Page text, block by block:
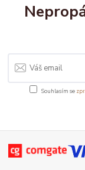
Souhlasím se